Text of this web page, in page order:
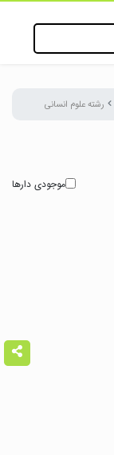
رشته علوم انسانی
موجودی دارها